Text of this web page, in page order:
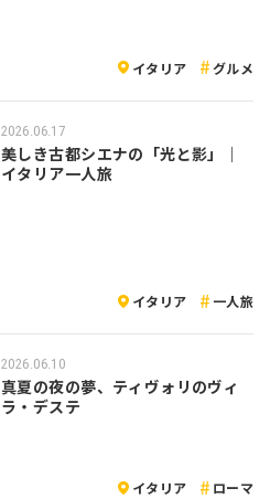
イタリア グルメ
2026.06.17
美しき古都シエナの「光と影」｜
イタリア一人旅
イタリア 一人旅
2026.06.10
真夏の夜の夢、ティヴォリのヴィ
ラ・デステ
イタリア ローマ